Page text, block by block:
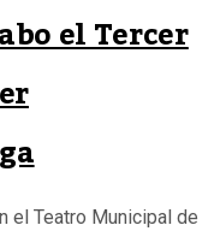
el Tercer
el Teatro Municipal de